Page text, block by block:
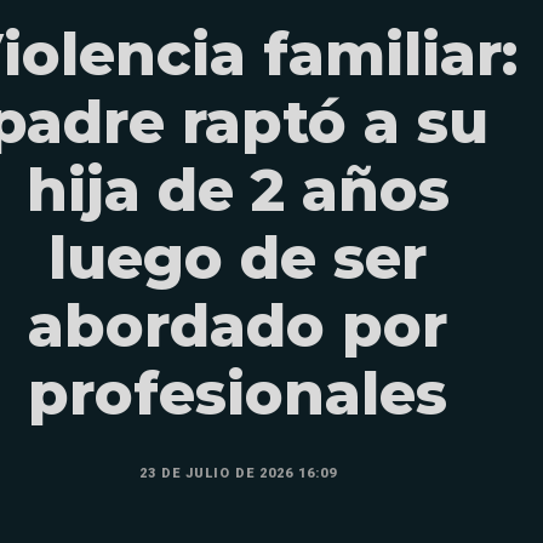
familiar:
raptó a su
hija de 2 años
luego de ser
abordado por
profesionales
23 DE JULIO DE 2026 16:09